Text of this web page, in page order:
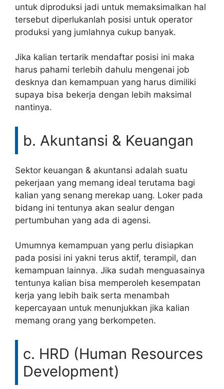
untuk diproduksi jadi untuk memaksimalkan hal
tersebut diperlukanlah posisi untuk operator
produksi yang jumlahnya cukup banyak.
Jika kalian tertarik mendaftar posisi ini maka
harus pahami terlebih dahulu mengenai job
desknya dan kemampuan yang harus dimiliki
supaya bisa bekerja dengan lebih maksimal
nantinya.
b. Akuntansi & Keuangan
Sektor keuangan & akuntansi adalah suatu
pekerjaan yang memang ideal terutama bagi
kalian yang senang merekap uang. Loker pada
bidang ini tentunya akan sealur dengan
pertumbuhan yang ada di agensi.
Umumnya kemampuan yang perlu disiapkan
pada posisi ini yakni terus aktif, terampil, dan
kemampuan lainnya. Jika sudah menguasainya
tentunya kalian bisa memperoleh kesempatan
kerja yang lebih baik serta menambah
kepercayaan untuk menunjukkan jika kalian
memang orang yang berkompeten.
c. HRD (Human Resources
Development)